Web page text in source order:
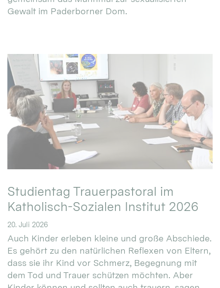
Gewalt im Paderborner Dom.
Studientag Trauerpastoral im
Katholisch-Sozialen Institut 2026
20. Juli 2026
Auch Kinder erleben kleine und große Abschiede.
Es gehört zu den natürlichen Reflexen von Eltern,
dass sie ihr Kind vor Schmerz, Begegnung mit
dem Tod und Trauer schützen möchten. Aber